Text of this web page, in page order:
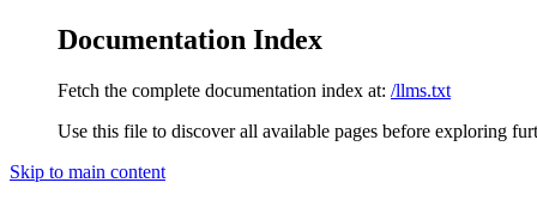
Documentation Index
Fetch the complete documentation index at: /llms.txt
Use this file to discover all available pages before exploring
Skip to main content